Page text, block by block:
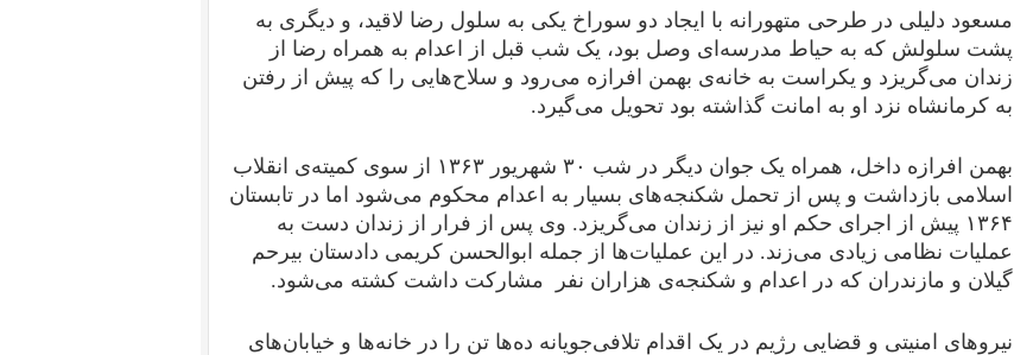
مسعود دلیلی در طرحی متهورانه با ایجاد دو سوراخ یکی به سلول رضا لاقید، و دیگری به
پشت سلولش که به حیاط مدرسه‌ای وصل بود، یک شب قبل از اعدام به همراه رضا از
زندان می‌گریزد و یکراست به خانه‌ی بهمن افرازه‌ می‌رود و سلاح‌هایی را که پیش از رفتن
به کرمانشاه نزد او به امانت گذاشته بود تحویل می‌گیرد.
بهمن افرازه داخل، همراه یک جوان دیگر در شب ۳۰ شهریور ۱۳۶۳ از سوی کمیته‌ی انقلاب
اسلامی بازداشت و پس از تحمل شکنجه‌های بسیار به اعدام محکوم می‌شود اما در تابستان
۱۳۶۴ پیش از اجرای حکم او نیز از زندان می‌گریزد. وی پس از فرار از زندان دست به
عملیات نظامی زیادی ‌می‌زند. در این عملیات‌ها از جمله ابوالحسن کریمی دادستان بیرحم
گیلان و مازندران که در اعدام و شکنجه‌ی هزاران نفر مشارکت داشت کشته می‌شود.
نیروهای امنیتی و قضایی رژیم در یک اقدام تلافی‌جویانه ده‌ها تن را در خانه‌ها و خیابان‌های